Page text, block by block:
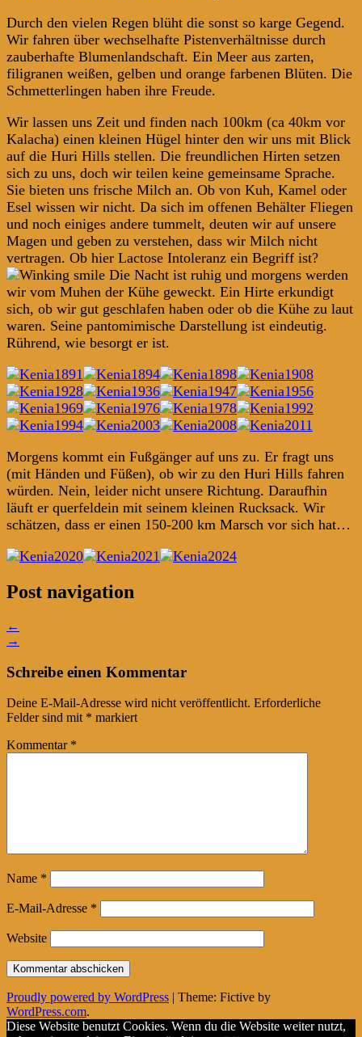
Durch den vielen Regen blüht die sonst so karge Gegend.
Wir fahren über wechselhafte Pistenverhältnisse durch
zauberhafte Blumenlandschaft. Ein Meer aus zarten,
filigranen weißen, gelben und orange farbenen Blüten. Die
Schmetterlingen haben ihre Freude.
Wir lassen uns Zeit und finden nach 100km (ca 40km vor
Kalacha) einen kleinen Hügel hinter den wir uns mit Blick
auf die Huri Hills stellen. Die freundlichen Hirten setzen
sich zu uns, doch wir teilen keine gemeinsame Sprache.
Sie bieten uns frische Milch an. Ob von Kuh, Kamel oder
Esel wissen wir nicht. Da sich im offenen Behälter Fliegen
und noch einiges andere tummelt, deuten wir auf unsere
Magen und geben zu verstehen, dass wir Milch nicht
vertragen. Ob hier Lactose Intoleranz ein Begriff ist?
Die Nacht ist ruhig und morgens werden
wir vom Muhen der Kühe geweckt. Ein Hirte erkundigt
sich, ob wir gut geschlafen haben oder ob die Kühe zu laut
waren. Seine pantomimische Darstellung ist eindeutig.
Rührend, wie besorgt er ist.
Morgens kommt ein Fußgänger auf uns zu. Er fragt uns
(mit Händen und Füßen), ob wir zu den Huri Hills fahren
würden. Nein, leider nicht unsere Richtung. Daraufhin
läuft er querfeldein mit seinem kleinen Rucksack. Wir
schätzen, dass er einen 150-200 km Marsch vor sich hat…
Post navigation
←
→
Schreibe einen Kommentar
Deine E-Mail-Adresse wird nicht veröffentlicht. Erforderliche
Felder sind mit * markiert
Kommentar *
Name *
E-Mail-Adresse *
Website
Proudly powered by WordPress | Theme: Fictive by
WordPress.com.
Diese Website benutzt Cookies. Wenn du die Website weiter nutzt,